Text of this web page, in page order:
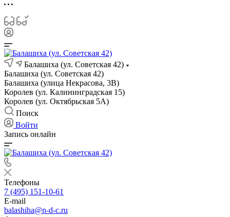
Балашиха (ул. Советская 42)
Балашиха (ул. Советская 42)
Балашиха (улица Некрасова, 3В)
Королев (ул. Калининградская 15)
Королев (ул. Октябрьская 5А)
Поиск
Войти
Запись онлайн
Телефоны
7 (495) 151-10-61
E-mail
balashiha@n-d-c.ru